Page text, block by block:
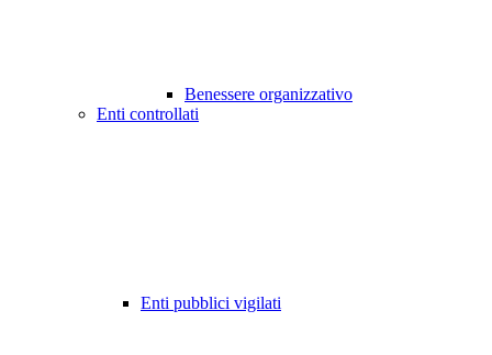
Benessere organizzativo
Enti controllati
Enti pubblici vigilati